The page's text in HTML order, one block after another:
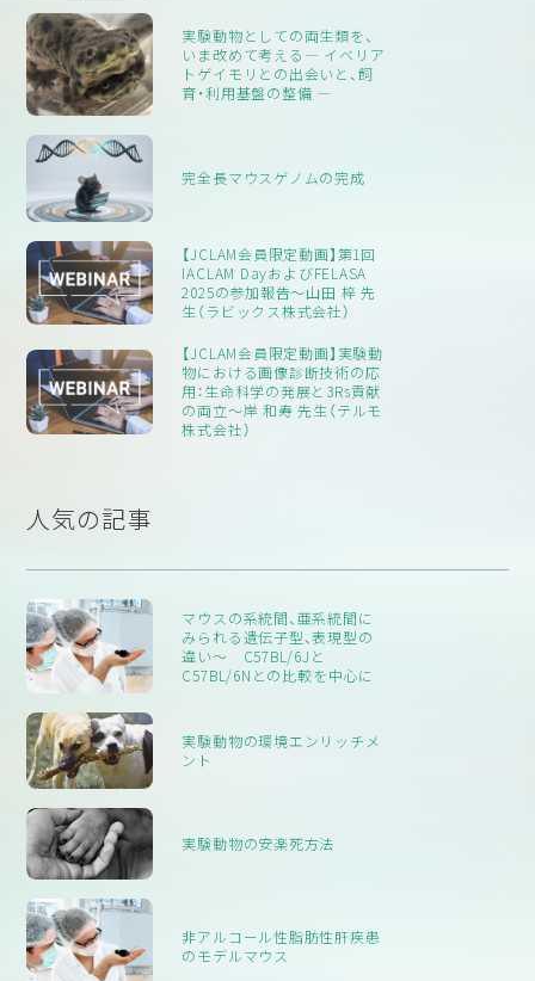
実験動物としての両生類を、
いま改めて考える― イベリア
トゲイモリとの出会いと、飼
育・利用基盤の整備 ―
完全長マウスゲノムの完成
【JCLAM会員限定動画】第1回
IACLAM DayおよびFELASA
2025の参加報告～山田 梓 先
生（ラビックス株式会社）
【JCLAM会員限定動画】実験動
物における画像診断技術の応
用：生命科学の発展と3Rs貢献
の両立～岸 和寿 先生（テルモ
株式会社）
人気の記事
マウスの系統間、亜系統間に
みられる遺伝子型、表現型の
違い〜 C57BL/6Jと
C57BL/6Nとの比較を中心に
実験動物の環境エンリッチメ
ント
実験動物の安楽死方法
非アルコール性脂肪性肝疾患
のモデルマウス